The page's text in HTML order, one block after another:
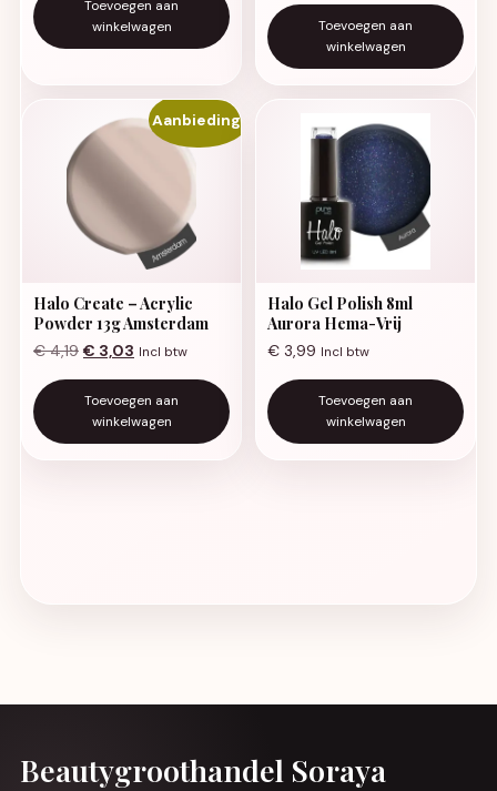
Toevoegen aan
winkelwagen
Toevoegen aan
winkelwagen
Aanbieding!
Halo Create – Acrylic
Powder 13g Amsterdam
€4,19 Oorspronkelijke prijs was: € 4,19.
€ 3,03 Huidige prijs is: € 3,03.
Incl btw
Toevoegen aan
winkelwagen
Halo Gel Polish 8ml
Aurora Hema-Vrij
€ 3,99 Incl btw
Toevoegen aan
winkelwagen
Beautygroothandel Soraya